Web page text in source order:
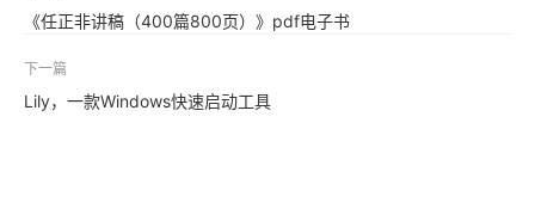
《任正非讲稿（400篇800页）》pdf电子书
下一篇
Lily，一款Windows快速启动工具